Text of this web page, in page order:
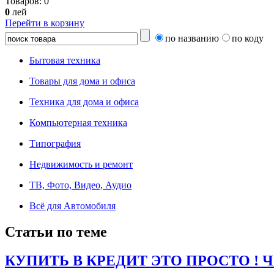
0 лей
Перейти в корзину
по названию
по коду
Бытовая техника
Товары для дома и офиса
Техника для дома и офиса
Компьютерная техника
Типография
Недвижимость и ремонт
ТВ, Фото, Видео, Аудио
Всё для Автомобиля
Статьи по теме
КУПИТЬ В КРЕДИТ ЭТО ПРОСТО !